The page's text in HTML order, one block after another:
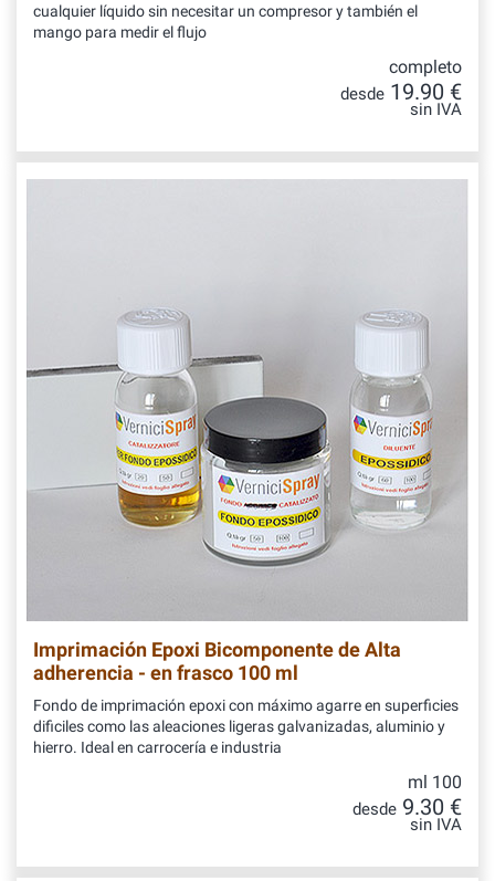
cualquier líquido sin necesitar un compresor y también el
mango para medir el flujo
completo
desde 19.90 €
sin IVA
Imprimación Epoxi Bicomponente de Alta
adherencia - en frasco 100 ml
Fondo de imprimación epoxi con máximo agarre en superficies
dificiles como las aleaciones ligeras galvanizadas, aluminio y
hierro. Ideal en carrocería e industria
ml 100
desde 9.30 €
sin IVA